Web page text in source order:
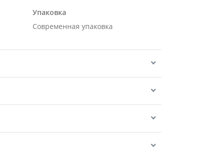
Упаковка
Современная упаковка